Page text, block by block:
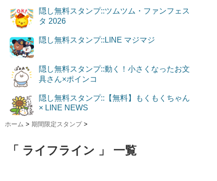
隠し無料スタンプ::ツムツム・ファンフェス
タ 2026
隠し無料スタンプ::LINE マジマジ
隠し無料スタンプ::動く！小さくなったお文
具さん×ポインコ
隠し無料スタンプ::【無料】もくもくちゃん
× LINE NEWS
ホーム > 期間限定スタンプ >
「 ライフライン 」 一覧